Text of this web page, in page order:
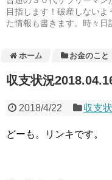
目指します！破産しない
た情報も書きます。時々日
ホーム お金のこと
収支状況
2018/4/22 収支
どーも。リンキです。